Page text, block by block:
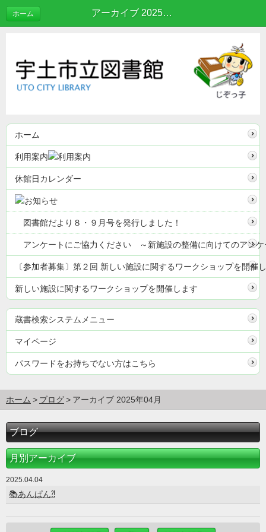
アーカイブ 2025年04月 | ブログ
ホーム
ホーム
利用案内
休館日カレンダー
図書館だより８・９月号を発行しました！
アンケートにご協力ください ～新施設の整備に向けてのアンケ
〔参加者募集〕第２回 新しい施設に関するワークショップを開催
新しい施設に関するワークショップを開催します
蔵書検索システムメニュー
マイページ
パスワードをお持ちでない方はこちら
ホーム ブログ アーカイブ 2025年04月
ブログ
月別アーカイブ
2025.04.04
📚あんぱん⁈